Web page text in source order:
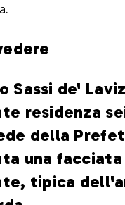
Sassi de'
residenza
della
una
tipica